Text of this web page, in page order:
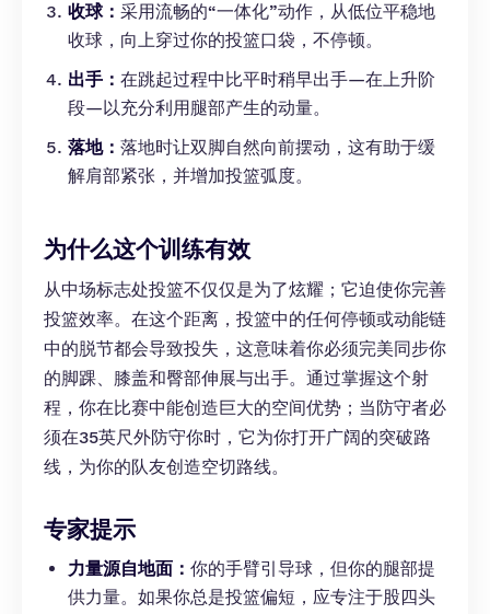
收球： 采用流畅的“一体化”动作，从低位平稳地
收球，向上穿过你的投篮口袋，不停顿。
出手： 在跳起过程中比平时稍早出手—在上升阶
段—以充分利用腿部产生的动量。
落地： 落地时让双脚自然向前摆动，这有助于缓
解肩部紧张，并增加投篮弧度。
为什么这个训练有效
从中场标志处投篮不仅仅是为了炫耀；它迫使你完善
投篮效率。在这个距离，投篮中的任何停顿或动能链
中的脱节都会导致投失，这意味着你必须完美同步你
的脚踝、膝盖和臀部伸展与出手。通过掌握这个射
程，你在比赛中能创造巨大的空间优势；当防守者必
须在35英尺外防守你时，它为你打开广阔的突破路
线，为你的队友创造空切路线。
专家提示
力量源自地面： 你的手臂引导球，但你的腿部提
供力量。如果你总是投篮偏短，应专注于股四头